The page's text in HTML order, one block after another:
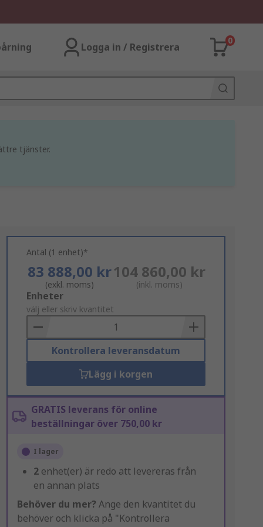
Logga in / Registrera
0
tjänster.
Antal (1 enhet)*
83 888,00 kr
(exkl. moms)
104 860,00 kr
(inkl. moms)
Add
to
Basket
Enheter
välj eller skriv kvantitet
Kontrollera leveransdatum
Lägg i korgen
GRATIS leverans för online
beställningar över 750,00 kr
I lager
2 enhet(er) är redo att levereras från
en annan plats
Behöver du mer? Ange den kvantitet du
behöver och klicka på "Kontrollera